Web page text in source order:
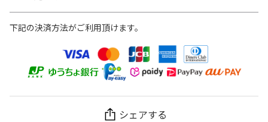
下記の決済方法がご利用頂けます。
シェアする